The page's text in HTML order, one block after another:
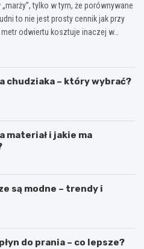
tylko w tym, że porównywane
to nie jest prosty cennik jak przy
odwiertu kosztuje inaczej w…
chudziaka – który wybrać?
materiał i jakie ma
są modne – trendy i
do prania – co lepsze?